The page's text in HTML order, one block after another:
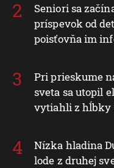
Seniori sa
príspevok od
poisťovňa im
Pri prieskume
sveta sa utopil
vytiahli z hĺbky
Nízka hladina
lode z druhej